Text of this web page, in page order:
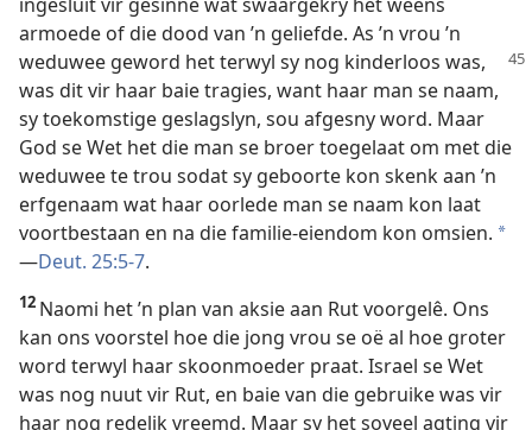
armoede of die dood van ’n geliefde. As ’n vrou ’n
weduwee geword het terwyl sy nog kinderloos was,
was dit vir haar baie tragies, want haar man se naam,
sy toekomstige geslagslyn, sou afgesny word. Maar
God se Wet het die man se broer toegelaat om met die
weduwee te trou sodat sy geboorte kon skenk aan ’n
erfgenaam wat haar oorlede man se naam kon laat
voortbestaan en na die familie-eiendom kon omsien. *
—Deut. 25:5-7.
12 Naomi het ’n plan van aksie aan Rut voorgelê. Ons
kan ons voorstel hoe die jong vrou se oë al hoe groter
word terwyl haar skoonmoeder praat. Israel se Wet
was nog nuut vir Rut, en baie van die gebruike was vir
haar nog redelik vreemd. Maar sy het soveel agting vir